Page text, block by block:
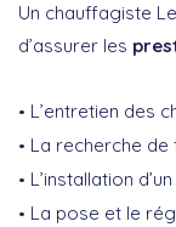
Un chauffagiste
d’assurer les
L’entretien des
La recherche de
L’installation
La pose et le